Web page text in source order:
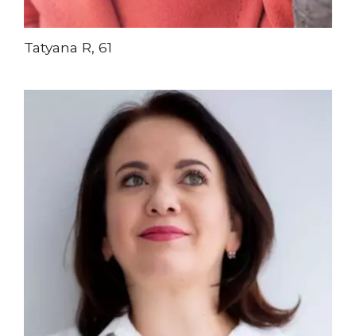
Tatyana R, 61